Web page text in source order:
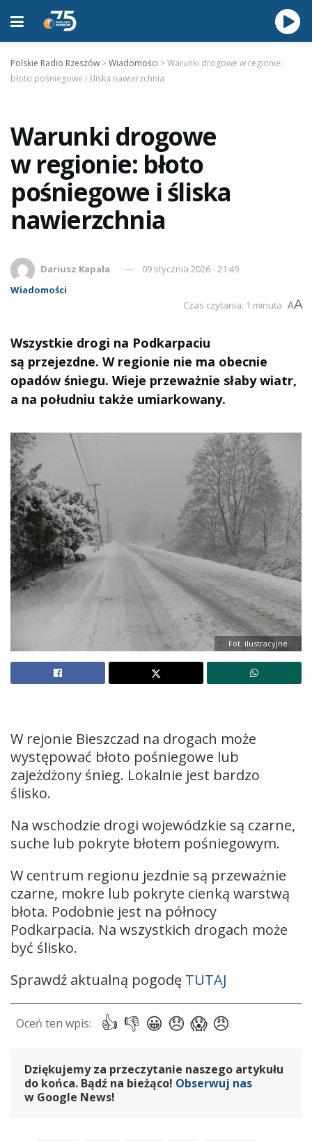
Polskie Radio Rzeszów >Wiadomości >Warunki drogowe w regionie:
błoto pośniegowe i śliska nawierzchnia
Warunki drogowe
w regionie: błoto
pośniegowe i śliska
nawierzchnia
Dariusz Kapała
09 stycznia 2026 - 21:49
Wiadomości
Czas czytania: 1 minuta AA
Wszystkie drogi na Podkarpaciu
są przejezdne. W regionie nie ma obecnie
opadów śniegu. Wieje przeważnie słaby wiatr,
a na południu także umiarkowany.
Fot. ilustracyjne
W rejonie Bieszczad na drogach może
występować błoto pośniegowe lub
zajeżdżony śnieg. Lokalnie jest bardzo
ślisko.
Na wschodzie drogi wojewódzkie są czarne,
suche lub pokryte błotem pośniegowym.
W centrum regionu jezdnie są przeważnie
czarne, mokre lub pokryte cienką warstwą
błota. Podobnie jest na północy
Podkarpacia. Na wszystkich drogach może
być ślisko.
Sprawdź aktualną pogodę TUTAJ
Dziękujemy za przeczytanie naszego artykułu
do końca. Bądź na bieżąco! Obserwuj nas
w Google News!